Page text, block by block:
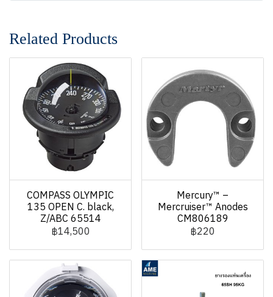
Related Products
COMPASS OLYMPIC
135 OPEN C. black,
Z/ABC 65514
฿14,500
Mercury™ –
Mercruiser™ Anodes
CM806189
฿220